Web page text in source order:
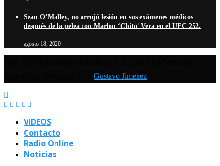
Sean O’Malley, no arrojó lesión en sus exámenes médicos
después de la pelea con Marlon ‘Chito’ Vera en el UFC 252.
agosto 18, 2020
Gustavo Jimenez
VIDEOS
Contacto
Radio Online
Noticias